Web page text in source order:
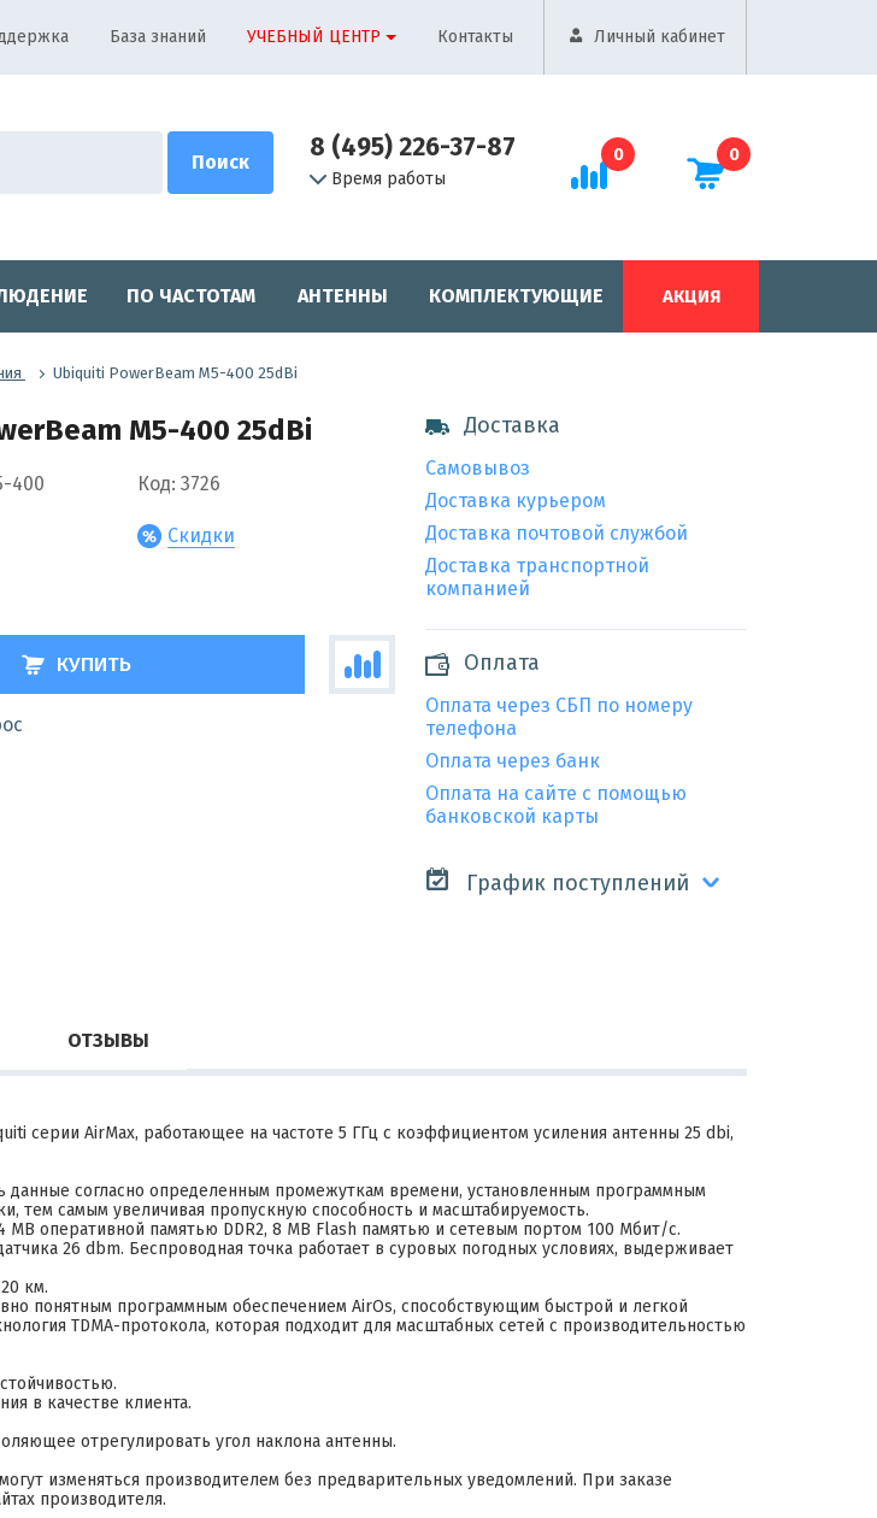
База знаний УЧЕБНЫЙ ЦЕНТР Контакты Личный кабинет
8 (495) 226-37-87
Время работы
0 0
ПО ЧАСТОТАМ АНТЕННЫ КОМПЛЕКТУЮЩИЕ АКЦИЯ
Ubiquiti PowerBeam M5-400 25dBi
M5-400 25dBi
400 Код: 3726
Скидки
КУПИТЬ
Доставка
Самовывоз
Доставка курьером
Доставка почтовой службой
Доставка транспортной
компанией
Оплата
Оплата через СБП по номеру
телефона
Оплата через банк
Оплата на сайте с помощью
банковской карты
График поступлений
ОТЗЫВЫ
серии AirMax, работающее на частоте 5 ГГц с коэффициентом усиления антенны 25 dbi,
согласно определенным промежуткам времени, установленным программным
тем самым увеличивая пропускную способность и масштабируемость.
оперативной памятью DDR2, 8 MB Flash памятью и сетевым портом 100 Мбит/с.
26 dbm. Беспроводная точка работает в суровых погодных условиях, выдерживает
км.
понятным программным обеспечением AirOs, способствующим быстрой и легкой
TDMA-протокола, которая подходит для масштабных сетей с производительностью
в качестве клиента.
отрегулировать угол наклона антенны.
изменяться производителем без предварительных уведомлений. При заказе
производителя.